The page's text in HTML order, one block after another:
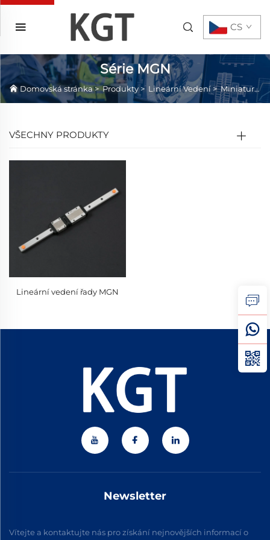
CS
Série MGN
Domovská stránka>Produkty> Lineární Vedení>Miniaturní lineární vedení
VŠECHNY PRODUKTY
Lineární vedení řady MGN
Newsletter
Vítejte a kontaktujte nás pro získání nejnovějších informací o